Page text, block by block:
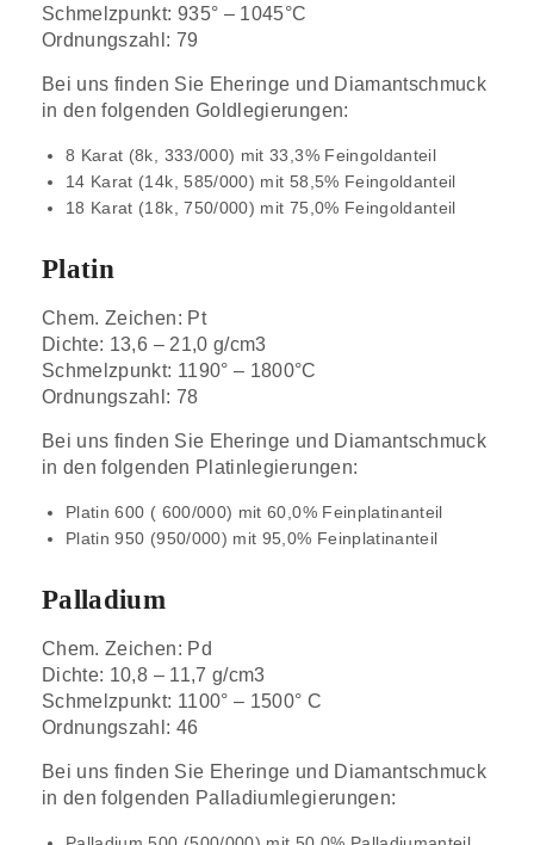
Schmelzpunkt: 935° – 1045°C
Ordnungszahl: 79
Bei uns finden Sie Eheringe und Diamantschmuck
in den folgenden Goldlegierungen:
8 Karat (8k, 333/000) mit 33,3% Feingoldanteil
14 Karat (14k, 585/000) mit 58,5% Feingoldanteil
18 Karat (18k, 750/000) mit 75,0% Feingoldanteil
Platin
Chem. Zeichen: Pt
Dichte: 13,6 – 21,0 g/cm3
Schmelzpunkt: 1190° – 1800°C
Ordnungszahl: 78
Bei uns finden Sie Eheringe und Diamantschmuck
in den folgenden Platinlegierungen:
Platin 600 ( 600/000) mit 60,0% Feinplatinanteil
Platin 950 (950/000) mit 95,0% Feinplatinanteil
Palladium
Chem. Zeichen: Pd
Dichte: 10,8 – 11,7 g/cm3
Schmelzpunkt: 1100° – 1500° C
Ordnungszahl: 46
Bei uns finden Sie Eheringe und Diamantschmuck
in den folgenden Palladiumlegierungen: